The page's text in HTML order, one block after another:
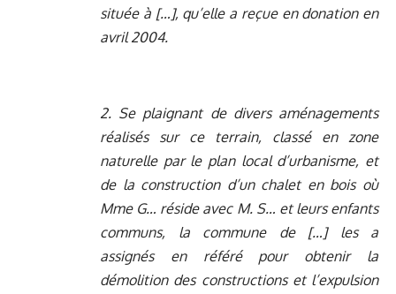
située à […], qu’elle a reçue en donation en
avril 2004.
2. Se plaignant de divers aménagements
réalisés sur ce terrain, classé en zone
naturelle par le plan local d’urbanisme, et
de la construction d’un chalet en bois où
Mme G… réside avec M. S… et leurs enfants
communs, la commune de […] les a
assignés en référé pour obtenir la
démolition des constructions et l’expulsion